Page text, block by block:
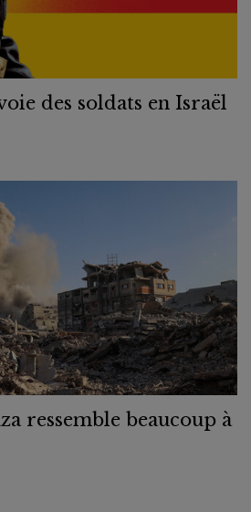
des soldats en Israël
ressemble beaucoup à